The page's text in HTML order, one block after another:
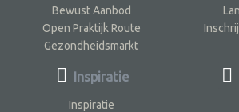
Bewust Aanbod
Open Praktijk Route
Gezondheidsmarkt
Inspiratie
Inspiratie